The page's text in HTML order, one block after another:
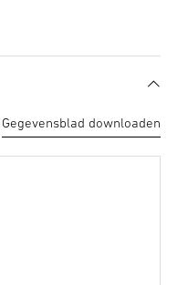
Gegevensblad downloaden